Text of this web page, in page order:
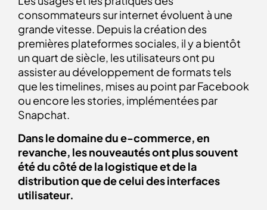
consommateurs sur internet évoluent à une
grande vitesse. Depuis la création des
premières plateformes sociales, il y a bientôt
un quart de siècle, les utilisateurs ont pu
assister au développement de formats tels
que les timelines, mises au point par Facebook
ou encore les stories, implémentées par
Snapchat.
Dans le domaine du e-commerce, en
revanche, les nouveautés ont plus souvent
été du côté de la logistique et de la
distribution que de celui des interfaces
utilisateur.